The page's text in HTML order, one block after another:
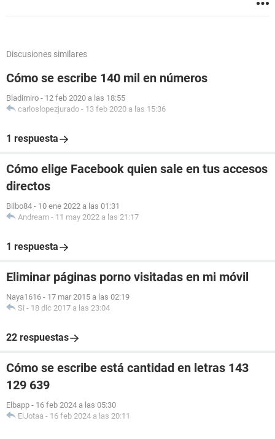
Discusiones similares
Cómo se escribe 140 mil en números
Bladimiro - 12 feb 2020 a las 18:55
carloslopezjurado - 13 feb 2020 a las 15:36
1 respuesta
Cómo elige Facebook quien sale en tus accesos
directos
Bilbo84 - 10 ene 2022 a las 01:31
Andream - 11 may 2022 a las 21:17
1 respuesta
Eliminar páginas porno visitadas en mi móvil
Naya1616 - 17 mar 2015 a las 02:19
Si - 18 dic 2017 a las 23:04
22 respuestas
Cómo se escribe está cantidad en letras 143
129 639
Elbapp - 16 feb 2024 a las 05:30
ElJotaa - 16 feb 2024 a las 20:11